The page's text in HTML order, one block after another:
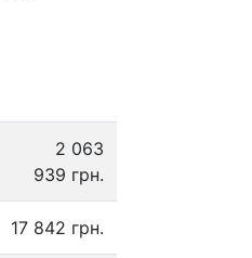
2 063
939 грн.
17 842 грн.